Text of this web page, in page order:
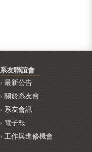
系友聯誼會
最新公告
關於系友會
系友會訊
電子報
工作與進修機會